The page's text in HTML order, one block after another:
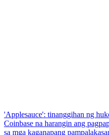
'Applesauce': tinanggihan ng
Coinbase na harangin ang
sa mga kaganapang